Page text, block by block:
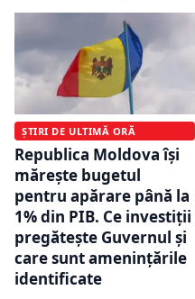
ȘTIRI DE ULTIMĂ ORĂ
Republica Moldova își
mărește bugetul
pentru apărare până la
1% din PIB. Ce investiții
pregătește Guvernul și
care sunt amenințările
identificate